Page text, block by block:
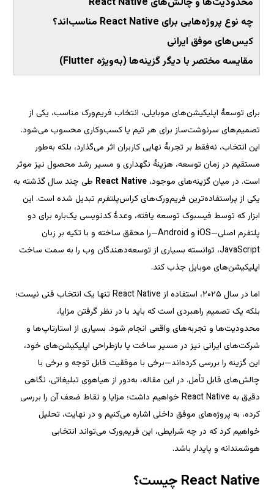
برای توسعهٔ اپلیکیشن‌های موبایلی، انتخاب فریم‌ورک مناسب، یکی از
تصمیم‌های سرنوشت‌ساز برای هر تیم یا کسب‌وکاری محسوب می‌شود.
مستقیم در زمان توسعه، هزینهٔ نگهداری و مسیر رشد محصول نیز موثر
طی چند سال گذشته به
یکی از پراستفاده‌ترین فریم‌ورک‌های کراس‌پلتفرم تبدیل شده است. این
ابزار که توسط فیسبوک توسعه یافته، وعدهٔ کدنویسی یک‌باره برای دو
JavaScript، توانسته بسیاری از توسعه‌دهندگان وب را به سمت ساخت
اما در سال ۲۰۲۵، استفاده از React Native تنها یک انتخاب فنی نیست؛
محدودیت‌ها و تجربه‌های واقعی انجام شود. بسیاری از استارتاپ‌ها و
شرکت‌های ایرانی نیز در مسیر ساخت یا بازطراحی اپلیکیشن‌های خود،
چالش‌های قابل تأمل. در این مقاله، به‌دور از هیاهوی تبلیغاتی، نگاهی
دقیق به React Native خواهیم داشت؛ مزایا و نقاط ضعف آن را بررسی